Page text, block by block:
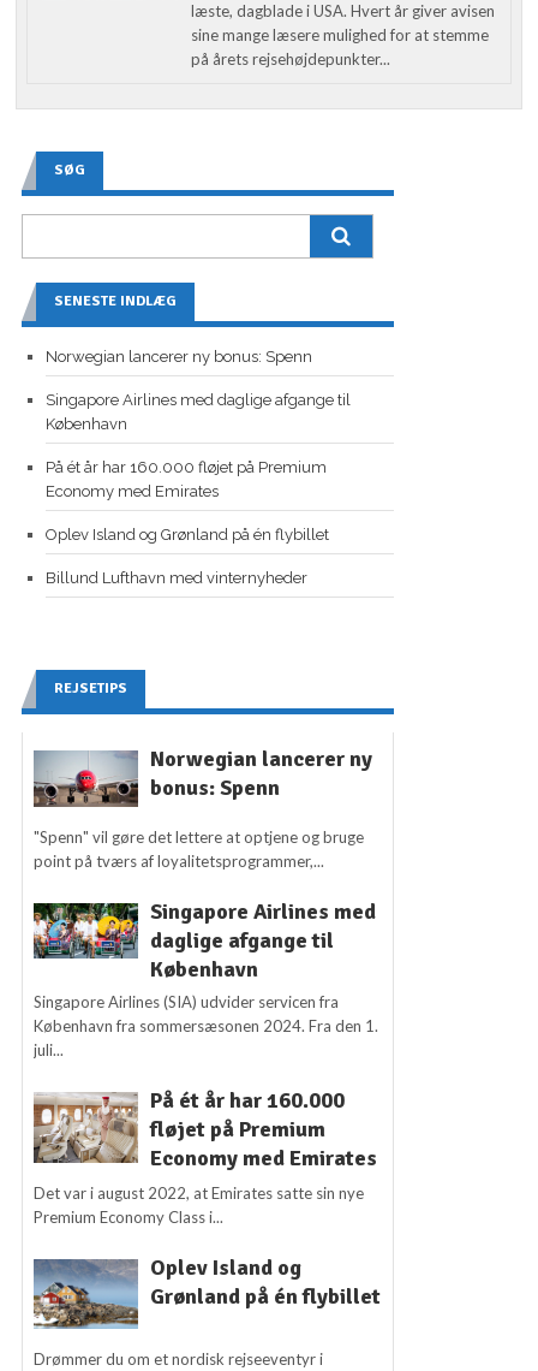
læste, dagblade i USA. Hvert år giver avisen
sine mange læsere mulighed for at stemme
på årets rejsehøjdepunkter...
SØG
SENESTE INDLÆG
Norwegian lancerer ny bonus: Spenn
Singapore Airlines med daglige afgange til
København
På ét år har 160.000 fløjet på Premium
Economy med Emirates
Oplev Island og Grønland på én flybillet
Billund Lufthavn med vinternyheder
REJSETIPS
Norwegian lancerer ny
bonus: Spenn
"Spenn" vil gøre det lettere at optjene og bruge
point på tværs af loyalitetsprogrammer,...
Singapore Airlines med
daglige afgange til
København
Singapore Airlines (SIA) udvider servicen fra
København fra sommersæsonen 2024. Fra den 1.
juli...
På ét år har 160.000
fløjet på Premium
Economy med Emirates
Det var i august 2022, at Emirates satte sin nye
Premium Economy Class i...
Oplev Island og
Grønland på én flybillet
Drømmer du om et nordisk rejseeventyr i